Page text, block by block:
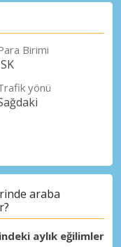
sağlayın
Birimi
yönü
araba
aylık eğilimler